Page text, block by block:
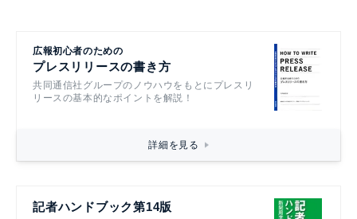
広報初心者のための
プレスリリースの書き方
共同通信社グループのノウハウをもとにプレスリ
リースの基本的なポイントを解説！
詳細を見る
記者ハンドブック第14版